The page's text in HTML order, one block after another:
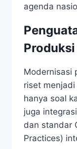
agenda
Modernisasi
riset
hanya soal
juga
dan standar
Practices)